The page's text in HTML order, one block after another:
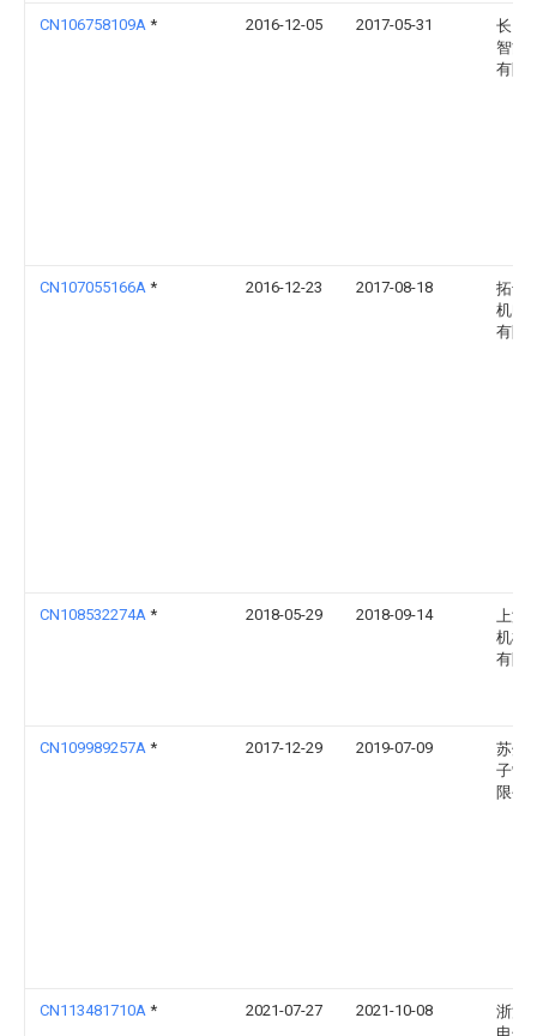
CN106758109A * 2016-12-05 2017-05-31
长园
智能
有限
CN107055166A * 2016-12-23 2017-08-18
拓卡
机电
有限
CN108532274A * 2018-05-29 2018-09-14
上海
机械
有限
CN109989257A * 2017-12-29 2019-07-09
苏州
子制
限公
CN113481710A * 2021-07-27 2021-10-08
浙江